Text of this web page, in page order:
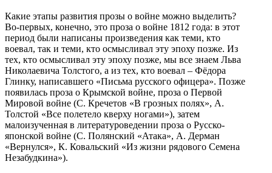
Какие этапы развития прозы о войне можно выделить?
Во-первых, конечно, это проза о войне 1812 года: в этот
период были написаны произведения как теми, кто
воевал, так и теми, кто осмысливал эту эпоху позже. Из
тех, кто осмысливал эту эпоху позже, мы все знаем Льва
Николаевича Толстого, а из тех, кто воевал – Фёдора
Глинку, написавшего «Письма русского офицера». Позже
появилась проза о Крымской войне, проза о Первой
Мировой войне (С. Кречетов «В грозных полях», А.
Толстой «Все полетело кверху ногами»), затем
малоизученная в литературоведении проза о Русско-
японской войне (С. Полянский «Атака», А. Дерман
«Вернулся», К. Ковальский «Из жизни рядового Семена
Незабудкина»).